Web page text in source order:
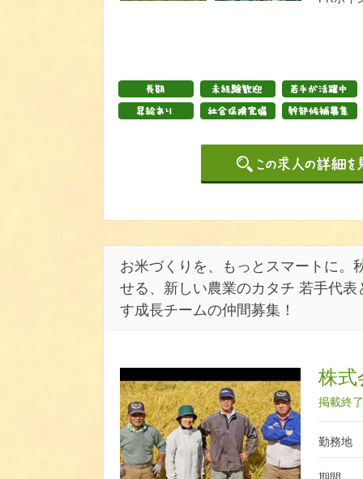
お米づくりを、もっとスマートに。
せる、新しい農業のカタチ 若手代
す成長チームの仲間募集！
株式
掲載終
勤務地